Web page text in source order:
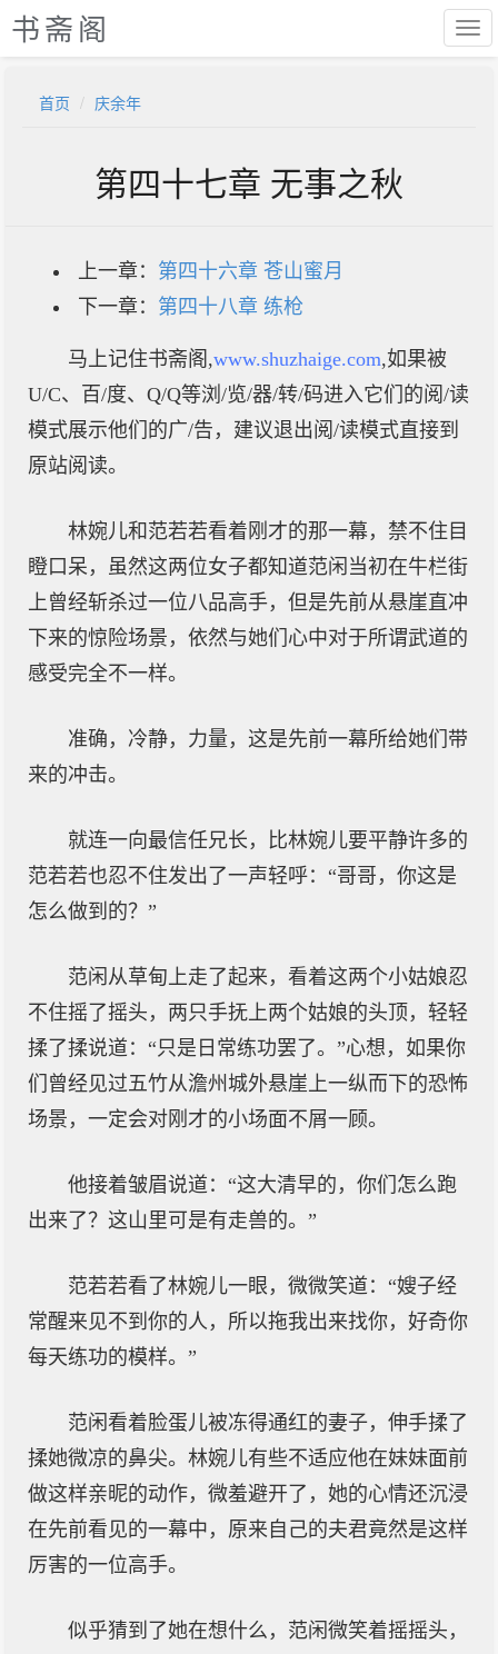
书斋阁
首页 庆余年
第四十七章 无事之秋
上一章： 第四十六章 苍山蜜月
下一章： 第四十八章 练枪
马上记住书斋阁,www.shuzhaige.com,如果被
U/C、百/度、Q/Q等浏/览/器/转/码进入它们的阅/读
模式展示他们的广/告，建议退出阅/读模式直接到
原站阅读。
林婉儿和范若若看着刚才的那一幕，禁不住目
瞪口呆，虽然这两位女子都知道范闲当初在牛栏街
上曾经斩杀过一位八品高手，但是先前从悬崖直冲
下来的惊险场景，依然与她们心中对于所谓武道的
感受完全不一样。
准确，冷静，力量，这是先前一幕所给她们带
来的冲击。
就连一向最信任兄长，比林婉儿要平静许多的
范若若也忍不住发出了一声轻呼：“哥哥，你这是
怎么做到的？”
范闲从草甸上走了起来，看着这两个小姑娘忍
不住摇了摇头，两只手抚上两个姑娘的头顶，轻轻
揉了揉说道：“只是日常练功罢了。”心想，如果你
们曾经见过五竹从澹州城外悬崖上一纵而下的恐怖
场景，一定会对刚才的小场面不屑一顾。
他接着皱眉说道：“这大清早的，你们怎么跑
出来了？这山里可是有走兽的。”
范若若看了林婉儿一眼，微微笑道：“嫂子经
常醒来见不到你的人，所以拖我出来找你，好奇你
每天练功的模样。”
范闲看着脸蛋儿被冻得通红的妻子，伸手揉了
揉她微凉的鼻尖。林婉儿有些不适应他在妹妹面前
做这样亲昵的动作，微羞避开了，她的心情还沉浸
在先前看见的一幕中，原来自己的夫君竟然是这样
厉害的一位高手。
似乎猜到了她在想什么，范闲微笑着摇摇头，